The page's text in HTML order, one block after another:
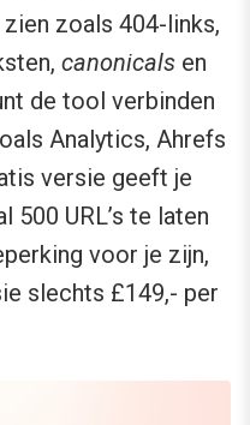
zoals 404-links,
canonicals en
de tool verbinden
Analytics, Ahrefs
versie geeft je
500 URL’s te laten
voor je zijn,
slechts £149,- per